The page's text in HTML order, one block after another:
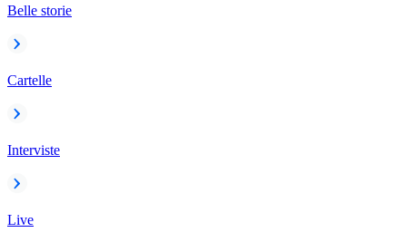
Belle storie
Cartelle
Interviste
Live